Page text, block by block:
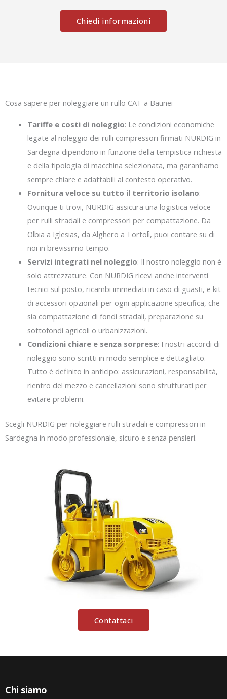
Chiedi informazioni
Cosa sapere per noleggiare un rullo CAT a Baunei
Tariffe e costi di noleggio: Le condizioni economiche
legate al noleggio dei rulli compressori firmati NURDIG in
Sardegna dipendono in funzione della tempistica richiesta
e della tipologia di macchina selezionata, ma garantiamo
sempre chiare e adattabili al contesto operativo.
Fornitura veloce su tutto il territorio isolano:
Ovunque ti trovi, NURDIG assicura una logistica veloce
per rulli stradali e compressori per compattazione. Da
Olbia a Iglesias, da Alghero a Tortolì, puoi contare su di
noi in brevissimo tempo.
Servizi integrati nel noleggio: Il nostro noleggio non è
solo attrezzature. Con NURDIG ricevi anche interventi
tecnici sul posto, ricambi immediati in caso di guasti, e kit
di accessori opzionali per ogni applicazione specifica, che
sia compattazione di fondi stradali, preparazione su
sottofondi agricoli o urbanizzazioni.
Condizioni chiare e senza sorprese: I nostri accordi di
noleggio sono scritti in modo semplice e dettagliato.
Tutto è definito in anticipo: assicurazioni, responsabilità,
rientro del mezzo e cancellazioni sono strutturati per
evitare problemi.
Scegli NURDIG per noleggiare rulli stradali e compressori in
Sardegna in modo professionale, sicuro e senza pensieri.
Contattaci
Chi siamo